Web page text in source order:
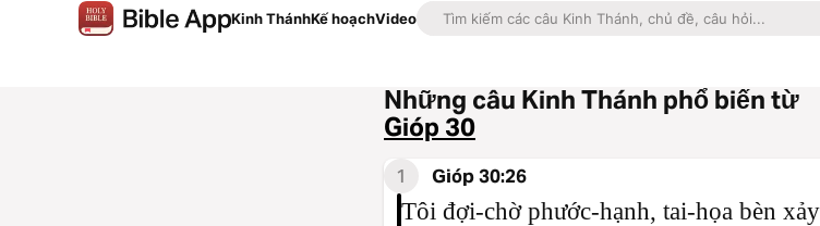
Kinh ThánhKế hoạchVideo
Những câu Kinh Thánh phổ biến từ
Gióp 30
1 Gióp 30:26
Tôi đợi-chờ phước-hạnh, tai-họa bèn